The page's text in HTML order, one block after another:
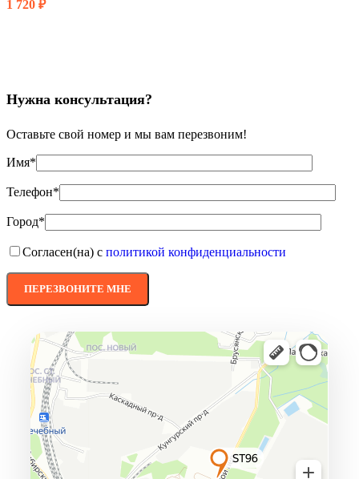
1 720 ₽
Нужна консультация?
Оставьте свой номер и мы вам перезвоним!
Имя*
Телефон*
Город*
Согласен(на) с политикой конфиденциальности